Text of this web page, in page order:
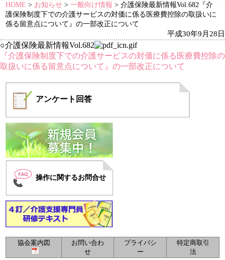
HOME > お知らせ >一般向け情報 > 介護保険最新情報Vol.682『介
護保険制度下での介護サービスの対価に係る医療費控除の取扱いに
係る留意点について』の一部改正について
平成30年9月28日
○介護保険最新情報Vol.682
『介護保険制度下での介護サービスの対価に係る医療費控除の
取扱いに係る留意点について』の一部改正について
アンケート 回答
操作に関するお問合せ
協会案内図
お問い合わ
せ
プライバシ
ー
特定商取引
法